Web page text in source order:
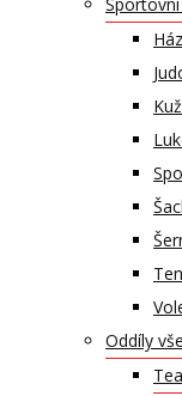
Oddíly